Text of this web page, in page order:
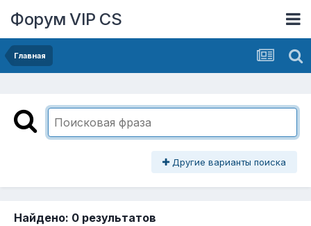
Форум VIP CS
Главная
Другие варианты поиска
Найдено: 0 результатов